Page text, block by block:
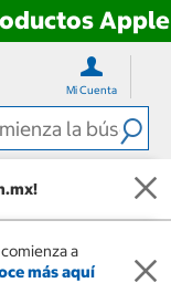
Apple
Mi Cuenta
a
más aquí